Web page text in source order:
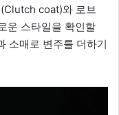
coat)와 로브
운 스타일을 확인할
소매로 변주를 더하기